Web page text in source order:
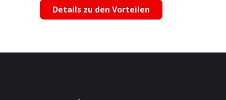
Details zu den Vorteilen